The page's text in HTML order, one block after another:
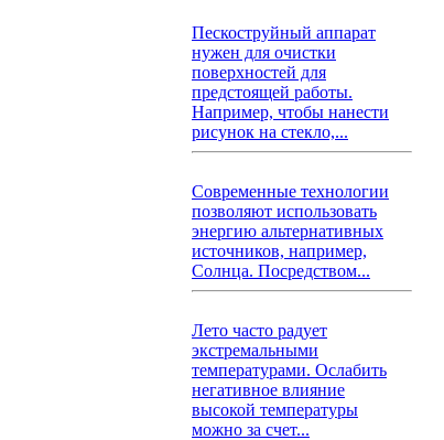
Пескоструйный аппарат
нужен для очистки
поверхностей для
предстоящей работы.
Например, чтобы нанести
рисунок на стекло,...
Современные технологии
позволяют использовать
энергию альтернативных
источников, например,
Солнца. Посредством...
Лето часто радует
экстремальными
температурами. Ослабить
негативное влияние
высокой температуры
можно за счет...